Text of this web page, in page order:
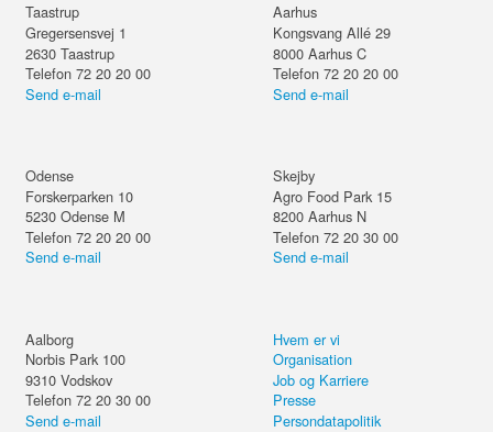
Taastrup
Gregersensvej 1
2630 Taastrup
Telefon 72 20 20 00
Send e-mail
Aarhus
Kongsvang Allé 29
8000 Aarhus C
Telefon 72 20 20 00
Send e-mail
Odense
Forskerparken 10
5230 Odense M
Telefon 72 20 20 00
Send e-mail
Skejby
Agro Food Park 15
8200 Aarhus N
Telefon 72 20 30 00
Send e-mail
Aalborg
Norbis Park 100
9310 Vodskov
Telefon 72 20 30 00
Send e-mail
Hvem er vi
Organisation
Job og Karriere
Presse
Persondatapolitik